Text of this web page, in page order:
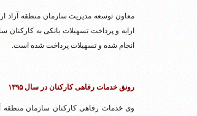
معاون توسعه مدیریت سازمان منطقه آزاد
انجام شده و تسهیلات پرداخت شده است.
رونق خدمات رفاهی کارکنان در سال ۱۳۹۵